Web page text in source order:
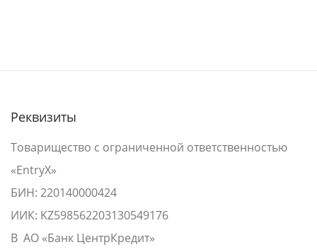
Реквизиты
Товарищество с ограниченной ответственностью
«EntryX»
БИН: 220140000424
ИИК: KZ598562203130549176
В АО «Банк ЦентрКредит»